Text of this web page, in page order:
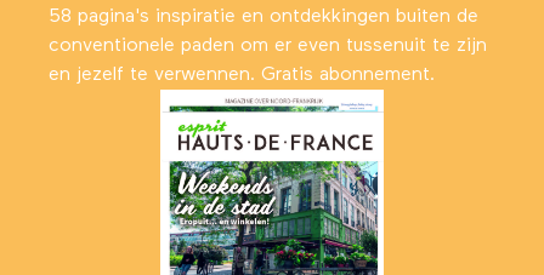
58 pagina's inspiratie en ontdekkingen buiten de
conventionele paden om er even tussenuit te zijn
en jezelf te verwennen. Gratis abonnement.